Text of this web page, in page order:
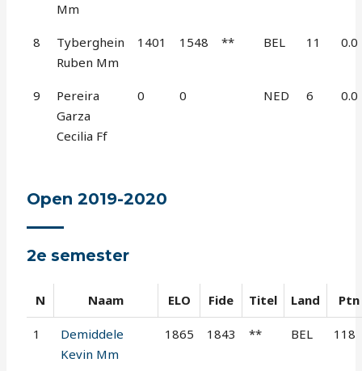
Mm
8
Tyberghein
Ruben Mm
1401 1548 ** BEL 11 0.0
9
Pereira
Garza
Cecilia Ff
0 0 NED 6 0.0
Open 2019-2020
2e semester
N Naam ELO Fide Titel Land Ptn
1
Demiddele
Kevin Mm
1865 1843 ** BEL 118